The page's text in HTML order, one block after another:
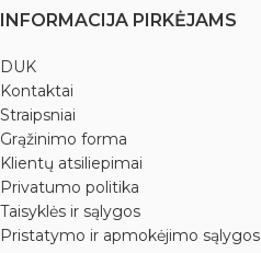
INFORMACIJA PIRKĖJAMS
DUK
Kontaktai
Straipsniai
Grąžinimo forma
Klientų atsiliepimai
Privatumo politika
Taisyklės ir sąlygos
Pristatymo ir apmokėjimo sąlygos